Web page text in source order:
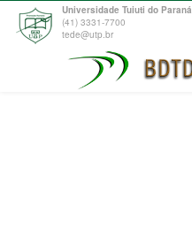
Universidade Tuiuti do Paraná
(41) 3331-7700
tede@utp.br